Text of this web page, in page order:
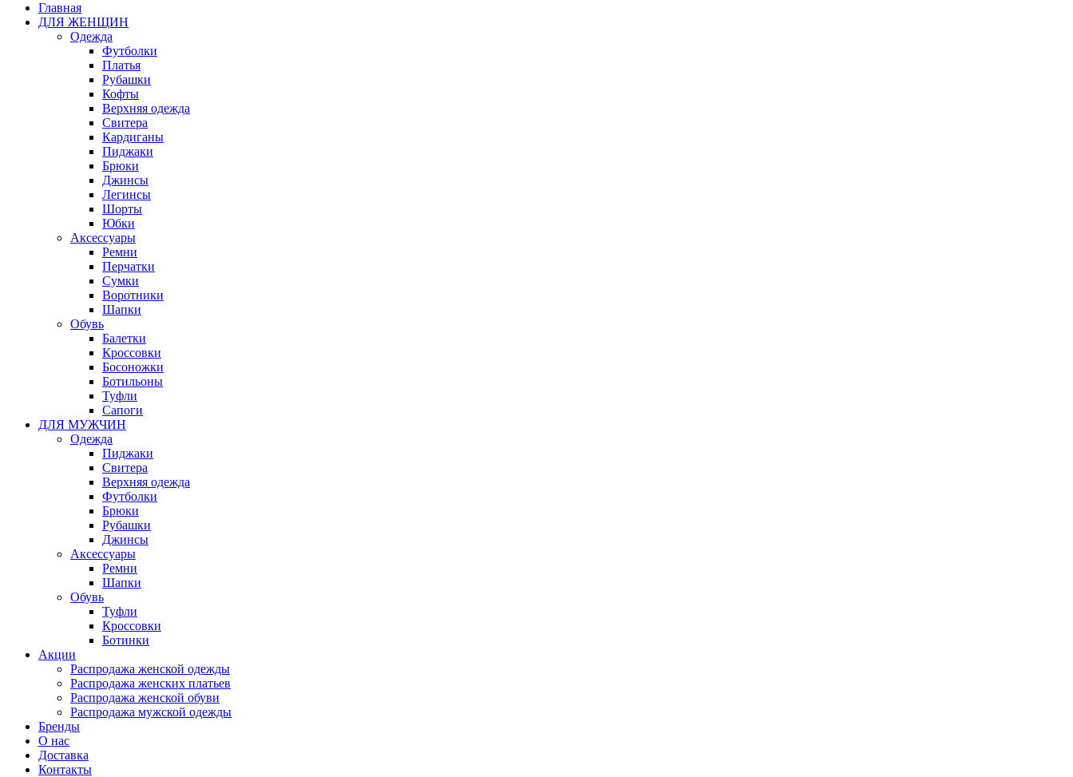
Главная
ДЛЯ ЖЕНЩИН
Одежда
Футболки
Платья
Рубашки
Кофты
Верхняя одежда
Свитера
Кардиганы
Пиджаки
Брюки
Джинсы
Легинсы
Шорты
Юбки
Аксессуары
Ремни
Перчатки
Сумки
Воротники
Шапки
Обувь
Балетки
Кроссовки
Босоножки
Ботильоны
Туфли
Сапоги
ДЛЯ МУЖЧИН
Одежда
Пиджаки
Свитера
Верхняя одежда
Футболки
Брюки
Рубашки
Джинсы
Аксессуары
Ремни
Шапки
Обувь
Туфли
Кроссовки
Ботинки
Акции
Распродажа женской одежды
Распродажа женских платьев
Распродажа женской обуви
Распродажа мужской одежды
Бренды
О нас
Доставка
Контакты